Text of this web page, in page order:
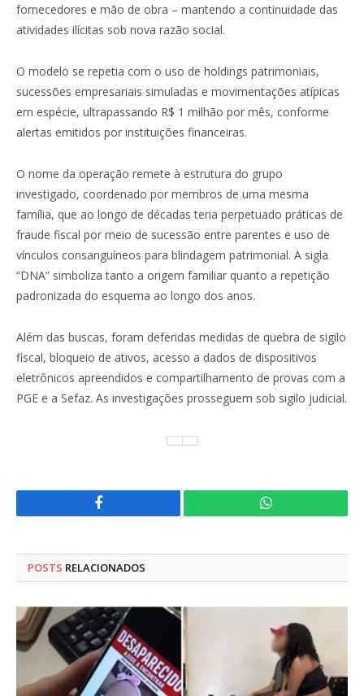
fornecedores e mão de obra – mantendo a continuidade das
atividades ilícitas sob nova razão social.
O modelo se repetia com o uso de holdings patrimoniais,
sucessões empresariais simuladas e movimentações atípicas
em espécie, ultrapassando R$ 1 milhão por mês, conforme
alertas emitidos por instituições financeiras.
O nome da operação remete à estrutura do grupo
investigado, coordenado por membros de uma mesma
família, que ao longo de décadas teria perpetuado práticas de
fraude fiscal por meio de sucessão entre parentes e uso de
vínculos consanguíneos para blindagem patrimonial. A sigla
“DNA” simboliza tanto a origem familiar quanto a repetição
padronizada do esquema ao longo dos anos.
Além das buscas, foram deferidas medidas de quebra de sigilo
fiscal, bloqueio de ativos, acesso a dados de dispositivos
eletrônicos apreendidos e compartilhamento de provas com a
PGE e a Sefaz. As investigações prosseguem sob sigilo judicial.
Facebook WhatsApp
POSTS RELACIONADOS